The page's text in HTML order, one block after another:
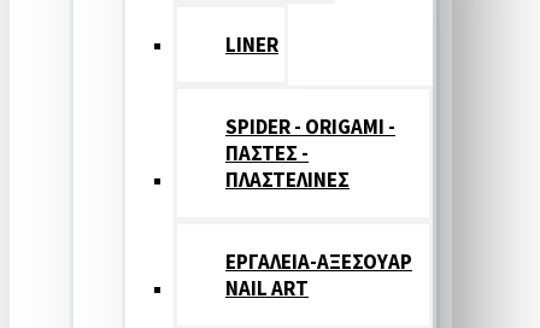
LINER
SPIDER - ORIGAMI -
ΠΑΣΤΕΣ -
ΠΛΑΣΤΕΛΙΝΕΣ
ΕΡΓΑΛΕΙΑ-ΑΞΕΣΟΥΑΡ
NAIL ART